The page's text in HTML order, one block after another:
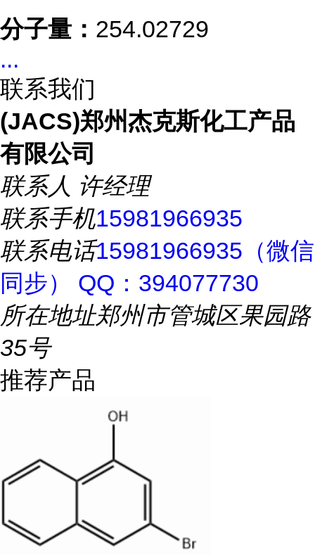
分子量： 254.02729
...
联系我们
(JACS)郑州杰克斯化工产品
有限公司
联系人 许经理
联系手机15981966935
联系电话15981966935（微信
同步） QQ：394077730
所在地址郑州市管城区果园路
35号
推荐产品